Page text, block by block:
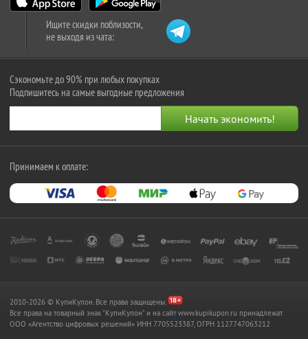
Ищите скидки поблизости,
не выходя из чата:
Сэкономьте до 90% при любых покупках
Подпишитесь на самые выгодные предложения
Принимаем к оплате:
2010-2026 © КупиКупон. Все права защищены.
Все права на товарный знак "КупиКупон" и на сайт www.kupikupon.ru принадлежат
OOO «Агентство цифровых решений» ИНН 7705523387, ОГРН 1127747063212